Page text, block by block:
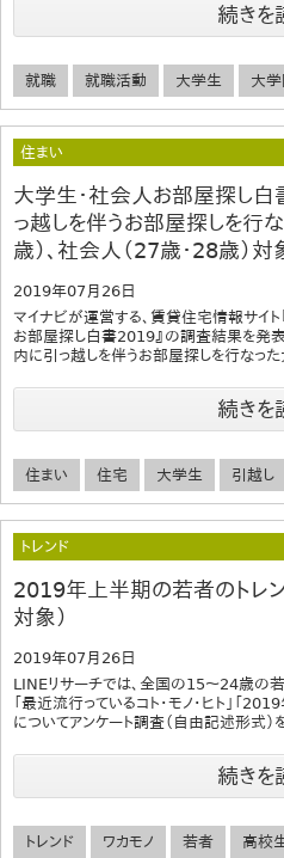
続きを
就職 就職活動 大学生 大
住まい
大学生・社会人お部屋探し
っ越しを伴うお部屋探しを行
歳）、社会人（27歳・28歳）対
2019年07月26日
マイナビが運営する、賃貸住宅情報サイト
お部屋探し白書2019』の調査結果を発表
内に引っ越しを伴うお部屋探しを行なっ
続きを
住まい 住宅 大学生 引越し
トレンド
2019年上半期の若者のトレ
対象）
2019年07月26日
LINEリサーチでは、全国の15～24歳の
「最近流行っているコト・モノ・ヒト」「
についてアンケート調査（自由記述形式）
続きを
トレンド ワカモノ 若者 高校